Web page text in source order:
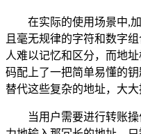
在实际的使用场景中,
且毫无规律的字符和数字
人难以记忆和区分，而地
码配上了一把简单易懂的
替代这些复杂的地址，大大
当用户需要进行转账